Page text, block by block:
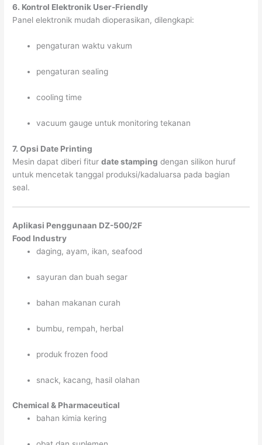
6. Kontrol Elektronik User-Friendly
Panel elektronik mudah dioperasikan, dilengkapi:
pengaturan waktu vakum
pengaturan sealing
cooling time
vacuum gauge untuk monitoring tekanan
7. Opsi Date Printing
Mesin dapat diberi fiturdate stamping dengan silikon huruf
untuk mencetak tanggal produksi/kadaluarsa pada bagian
seal.
Aplikasi Penggunaan DZ-500/2F
Food Industry
daging, ayam, ikan, seafood
sayuran dan buah segar
bahan makanan curah
bumbu, rempah, herbal
produk frozen food
snack, kacang, hasil olahan
Chemical & Pharmaceutical
bahan kimia kering